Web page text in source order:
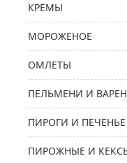
КРЕМЫ
МОРОЖЕНОЕ
ОМЛЕТЫ
ПЕЛЬМЕНИ И
ПИРОГИ И ПЕЧЕНЬЕ
ПИРОЖНЫЕ И